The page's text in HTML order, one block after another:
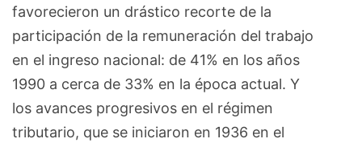
favorecieron un drástico recorte de la
participación de la remuneración del trabajo
en el ingreso nacional: de 41% en los años
1990 a cerca de 33% en la época actual. Y
los avances progresivos en el régimen
tributario, que se iniciaron en 1936 en el